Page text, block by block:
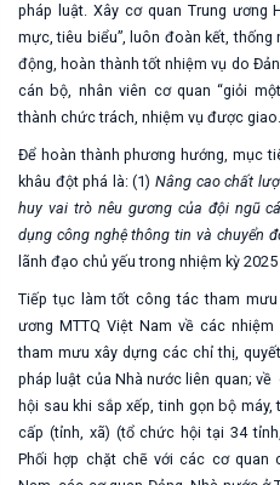
pháp luật. Xây cơ quan Trung ương
mực, tiêu biểu”, luôn đoàn kết,
động, hoàn thành tốt nhiệm vụ do
cán bộ, nhân viên cơ quan“giỏi
thành chức trách, nhiệm vụ được giao.
Để hoàn thành phương hướng, mục
khâu đột phá là:(1)Nâng cao chất
huy vai trò nêu gương của đội ngũ
dụng công nghệ thông tin và chuyển
lãnh đạo chủ yếu trong nhiệm kỳ
Tiếp tục làm tốt công tác tham mưu
ương MTTQ Việt Nam về các
tham mưu xây dựng các chỉ thị,
pháp luật của Nhà nước liên quan;
hội sau khi sắp xếp,tinh gọn bộ máy,
cấp (tỉnh, xã) (tổ chức hội tại 34
Phối hợp chặt chẽvới các cơ quan